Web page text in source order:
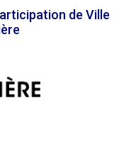
de Ville